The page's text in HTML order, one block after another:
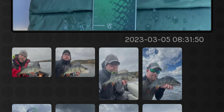
2023-03-05 08:31:50